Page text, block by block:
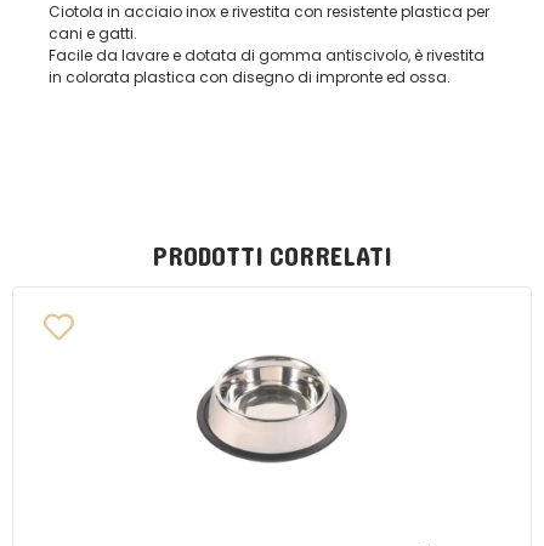
Ciotola in acciaio inox e rivestita con resistente plastica per
cani e gatti.
Facile da lavare e dotata di gomma antiscivolo, è rivestita
in colorata plastica con disegno di impronte ed ossa.
PRODOTTI CORRELATI